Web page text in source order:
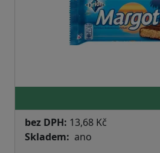
bez DPH: 13,68 Kč
Skladem
ano